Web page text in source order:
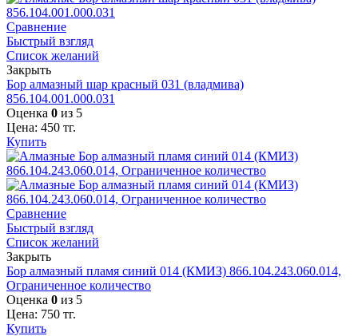
Сравнение
Быстрый взгляд
Список желаний
Закрыть
Бор алмазный шар красный 031 (владмива)
856.104.001.000.031
Оценка 0 из 5
Цена: 450 тг.
Купить
Сравнение
Быстрый взгляд
Список желаний
Закрыть
Бор алмазный пламя синий 014 (КМИЗ) 866.104.243.060.014,
Ограниченное количество
Оценка 0 из 5
Цена: 750 тг.
Купить